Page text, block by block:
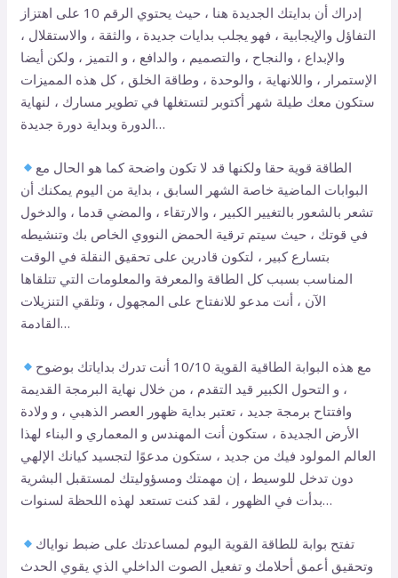
إدراك أن بدايتك الجديدة هنا ، حيث يحتوي الرقم 10 على اهتزاز
التفاؤل والإيجابية ، فهو يجلب بدايات جديدة ، والثقة ، والاستقلال ،
والإبداع ، والنجاح ، والتصميم ، والدافع ، و التميز ، ولكن أيضا
الإستمرار ، واللانهاية ، والوحدة ، وطاقة الخلق ، كل هذه المميزات
ستكون معك طيلة شهر أكتوبر لتستغلها في تطوير مسارك ، لنهاية
الدورة وبداية دورة جديدة…
الطاقة قوية حقا ولكنها قد لا تكون واضحة كما هو الحال مع
البوابات الماضية خاصة الشهر السابق ، بداية من اليوم يمكنك أن
تشعر بالشعور بالتغيير الكبير ، والارتقاء ، والمضي قدما ، والدخول
في قوتك ، حيث سيتم ترقية الحمض النووي الخاص بك وتنشيطه
بتسارع كبير ، لتكون قادرين على تحقيق النقلة في الوقت
المناسب بسبب كل الطاقة والمعرفة والمعلومات التي تتلقاها
الآن ، أنت مدعو للانفتاح على المجهول ، وتلقي التنزيلات
القادمة…
مع هذه البوابة الطاقية القوية 10/10 أنت تدرك بداياتك بوضوح
، و التحول الكبير قيد التقدم ، من خلال نهاية البرمجة القديمة
وافتتاح برمجة جديد ، تعتبر بداية ظهور العصر الذهبي ، و ولادة
الأرض الجديدة ، ستكون أنت المهندس و المعماري و البناء لهذا
العالم المولود فيك من جديد ، ستكون مدعوًا لتجسيد كيانك الإلهي
دون تدخل للوسيط ، إن مهمتك ومسؤوليتك لمستقبل البشرية
بدأت في الظهور ، لقد كنت تستعد لهذه اللحظة لسنوات…
تفتح بوابة للطاقة القوية اليوم لمساعدتك على ضبط نواياك
وتحقيق أعمق أحلامك و تفعيل الصوت الداخلي الذي يقوي الحدث